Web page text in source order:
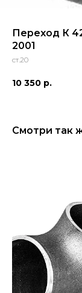
Переход К
2001
ст.20
10 350 р.
Смотри так